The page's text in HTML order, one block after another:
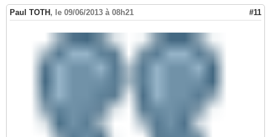
Paul TOTH , le 09/06/2013 à 08h21 #11